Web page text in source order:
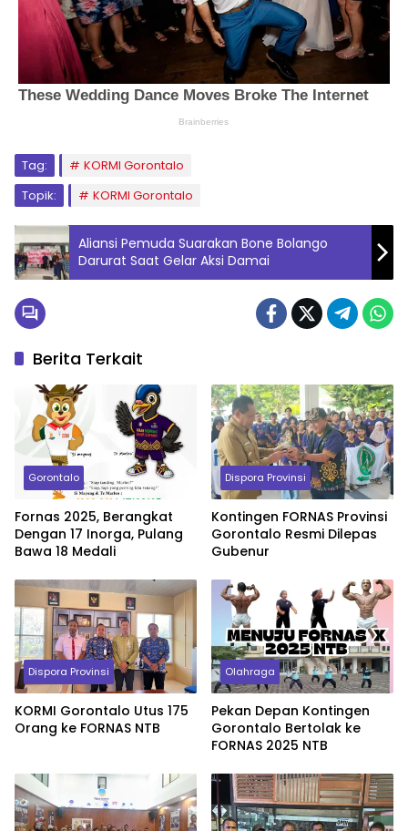
Tag:
KORMI Gorontalo
Topik:
KORMI Gorontalo
Aliansi Pemuda Suarakan Bone Bolango
Darurat Saat Gelar Aksi Damai
Berita Terkait
Gorontalo
Fornas 2025, Berangkat
Dengan 17 Inorga, Pulang
Bawa 18 Medali
Dispora Provinsi
Kontingen FORNAS Provinsi
Gorontalo Resmi Dilepas
Gubenur
Dispora Provinsi
KORMI Gorontalo Utus 175
Orang ke FORNAS NTB
Olahraga
Pekan Depan Kontingen
Gorontalo Bertolak ke
FORNAS 2025 NTB